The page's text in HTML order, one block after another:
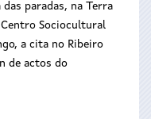
paradas, na Terra
Centro Sociocultural
a cita no Ribeiro
de actos do